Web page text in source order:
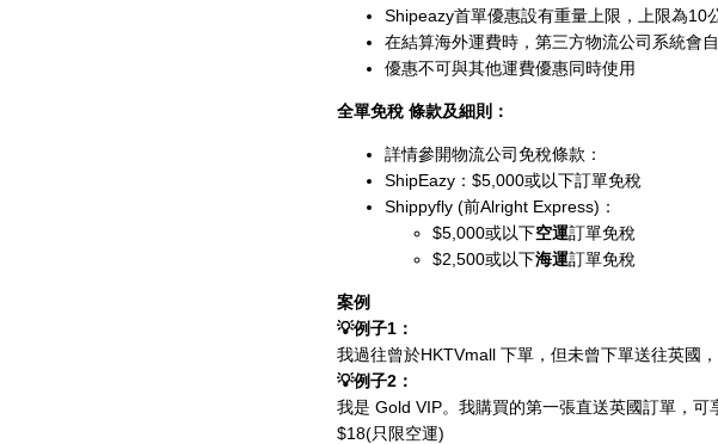
Shipeazy首單優惠設有重量上限，上限為10
在結算海外運費時，第三方物流公司系統會
優惠不可與其他運費優惠同時使用
全單免稅 條款及細則：
詳情參開物流公司免稅條款：
ShipEazy：$5,000或以下訂單免稅
Shippyfly (前Alright Express)：
$5,000或以下空運訂單免稅
$2,500或以下海運訂單免稅
案例
💡例子1：
我過往曾於HKTVmall 下單，但未曾下單送往英國
💡例子2：
我是 Gold VIP。我購買的第一張直送英國訂單，
$18(只限空運)